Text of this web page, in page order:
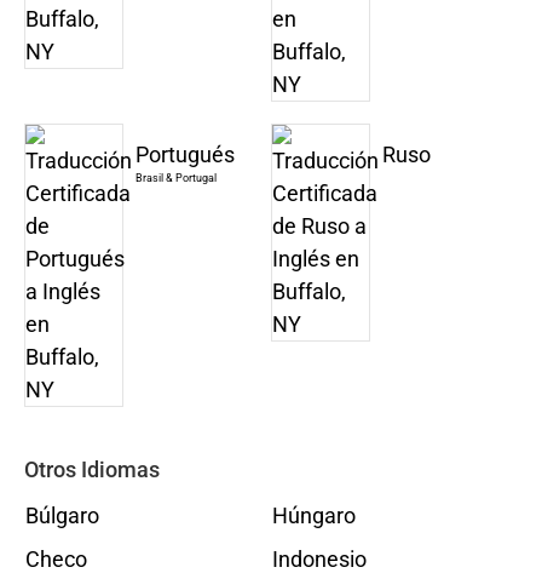
Portugués
Brasil & Portugal
Ruso
Otros Idiomas
Búlgaro
Checo
Húngaro
Indonesio